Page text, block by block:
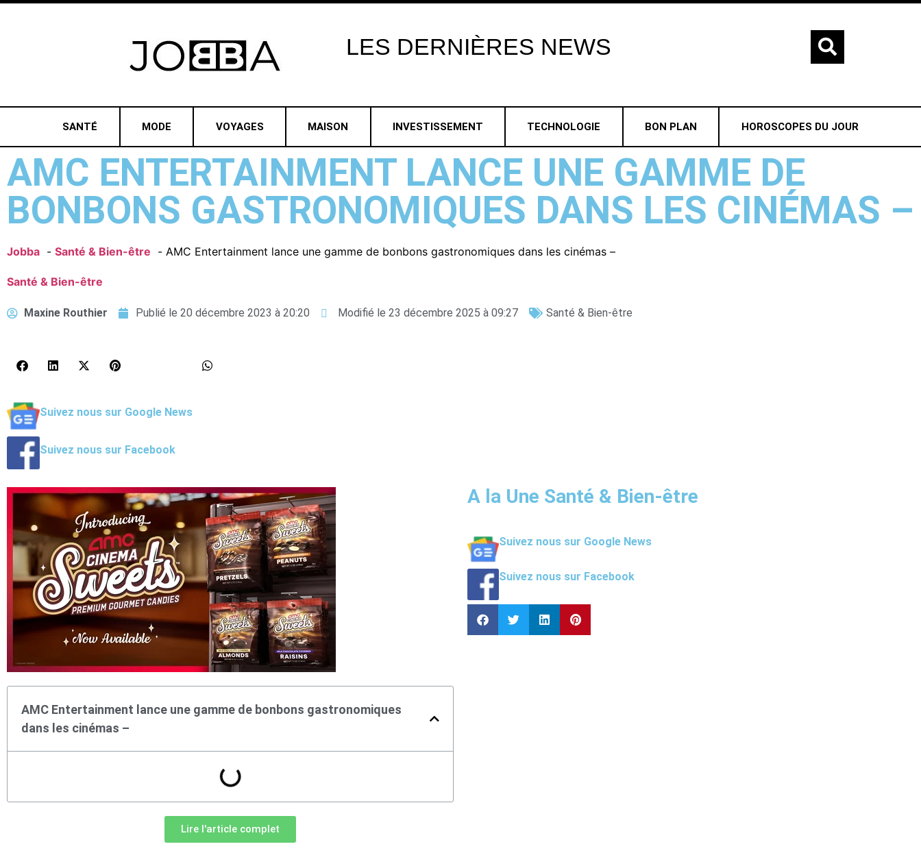
LES DERNIÈRES NEWS
SANTÉ MODE VOYAGES MAISON INVESTISSEMENT TECHNOLOGIE BON PLAN HOROSCOPES DU JOUR
AMC ENTERTAINMENT LANCE UNE GAMME DE
BONBONS GASTRONOMIQUES DANS LES CINÉMAS –
Jobba Santé & Bien-être AMC Entertainment lance une gamme de bonbons gastronomiques dans les cinémas –
Santé & Bien-être
Maxine Routhier Publié le 20 décembre 2023 à 20:20 Modifié le 23 décembre 2025 à 09:27 Santé & Bien-être
Suivez nous sur Google News
Suivez nous sur Facebook
AMC Entertainment lance une gamme de bonbons gastronomiques
dans les cinémas –
Lire l'article complet
A la Une Santé & Bien-être
Suivez nous sur Google News
Suivez nous sur Facebook